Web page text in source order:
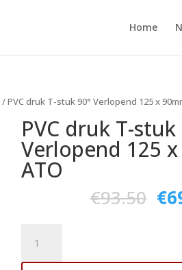
Home
/ PVC druk T-stuk 90° Verlopend 125 x
PVC druk T-stuk
Verlopend 125
ATO
€93.50 €
druk
T-